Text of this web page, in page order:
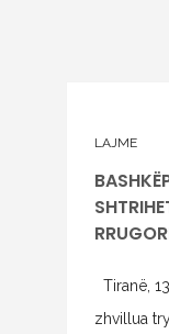
LAJME
Tiranë,
zhvillua